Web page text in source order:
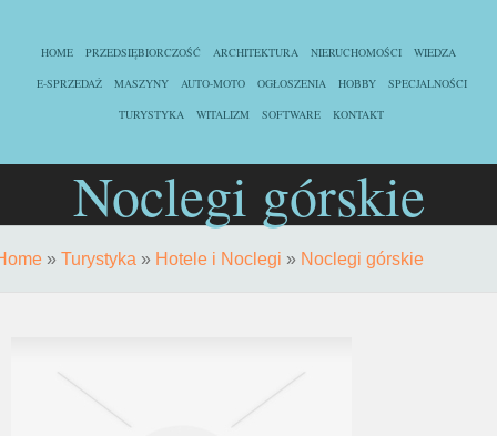
HOME PRZEDSIĘBIORCZOŚĆ ARCHITEKTURA NIERUCHOMOŚCI
WIEDZA
E-SPRZEDAŻ
MASZYNY AUTO-MOTO OGŁOSZENIA HOBBY
SPECJALNOŚCI
TURYSTYKA
WITALIZM SOFTWARE KONTAKT
Noclegi górskie
» Turystyka » Hotele i Noclegi » Noclegi górskie